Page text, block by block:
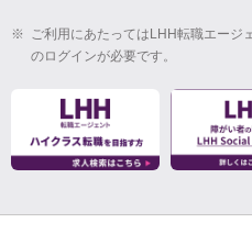
※ ご利用にあたってはLHH転職エージ
のログインが必要です。